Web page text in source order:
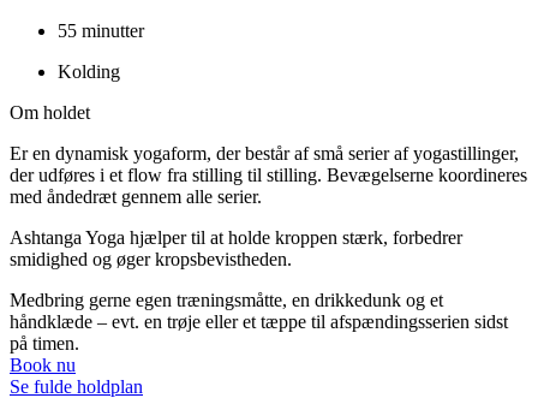
55 minutter
Kolding
Om holdet
Er en dynamisk yogaform, der består af små serier af yogastillinger,
der udføres i et flow fra stilling til stilling. Bevægelserne koordineres
med åndedræt gennem alle serier.
Ashtanga Yoga hjælper til at holde kroppen stærk, forbedrer
smidighed og øger kropsbevistheden.
Medbring gerne egen træningsmåtte, en drikkedunk og et
håndklæde – evt. en trøje eller et tæppe til afspændingsserien sidst
på timen.
Book nu
Se fulde holdplan